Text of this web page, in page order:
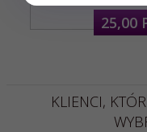
25,00
KLIENCI,